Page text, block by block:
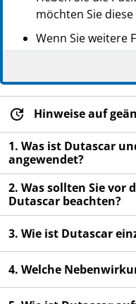
möchten Sie
Wenn Sie weitere
an Ihren Arzt
Dieses
verschrieben.
Es kann anderen
diese die gleichen
Wenn Sie
sich an Ihren Arzt
für
Packungsbeilage
Hinweise auf
1. Was ist Dutascar
angewendet?
2. Was sollten Sie vor
Dutascar beachten?
3. Wie ist Dutascar
4. Welche